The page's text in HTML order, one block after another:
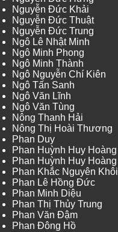
Nguyễn Đức Khải
Nguyễn Đức Thuật
Nguyễn Đức Trung
Ngô Lê Nhật Minh
Ngô Minh Phong
Ngô Minh Thành
Ngô Nguyễn Chí Kiên
Ngô Tấn Sanh
Ngô Văn Lĩnh
Ngô Văn Tùng
Nông Thanh Hải
Nông Thị Hoài Thương
Phan Duy
Phan Huỳnh Huy Hoàng
Phan Huỳnh Huy Hoàng
Phan Khắc Nguyên Khôi
Phan Lê Hồng Đức
Phan Minh Diệu
Phan Thị Thủy Trung
Phan Văn Đậm
Phan Đông Hồ